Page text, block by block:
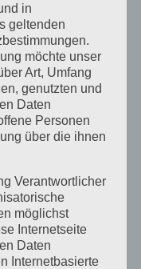
Führung
Führungskraft
Weiterbildung
Allgäu
in
geltenden
möchte unser
Art, Umfang
genutzten und
Daten
Personen
über die ihnen
Verantwortlicher
möglichst
Internetseite
Daten
Internetbasierte